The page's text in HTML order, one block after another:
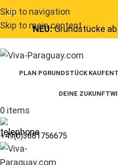
Skip to navigation
Skip to main content
NEU:Grundstücke ab
PLAN PGRUNDSTÜCK KAUFEN
DEINE ZUKUNFT
0 items
+49(0)3681756675